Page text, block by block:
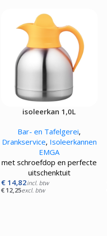
isoleerkan 1,0L
Bar- en Tafelgerei,
Drankservice, Isoleerkannen
EMGA
met schroefdop en perfecte
uitschenktuit
€14,82incl. btw
€12,25excl. btw